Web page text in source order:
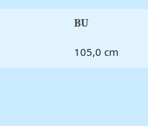
BU
105,0 cm